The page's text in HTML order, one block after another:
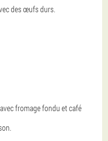
des œufs durs.
fromage fondu et café